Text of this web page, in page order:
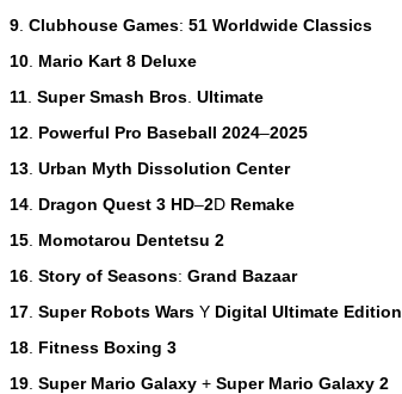
9 Clubhouse Games: 51 Worldwide Classics
10 Mario Kart 8 Deluxe
11 Super Smash Bros Ultimate
12 Powerful Pro Baseball 2024–2025
13 Urban Myth Dissolution Center
14 Dragon Quest 3 HD–2D Remake
15 Momotarou Dentetsu 2
16 Story of Seasons: Grand Bazaar
17 Super Robots Wars Y Digital Ultimate Edition
18 Fitness Boxing 3
19 Super Mario Galaxy + Super Mario Galaxy 2